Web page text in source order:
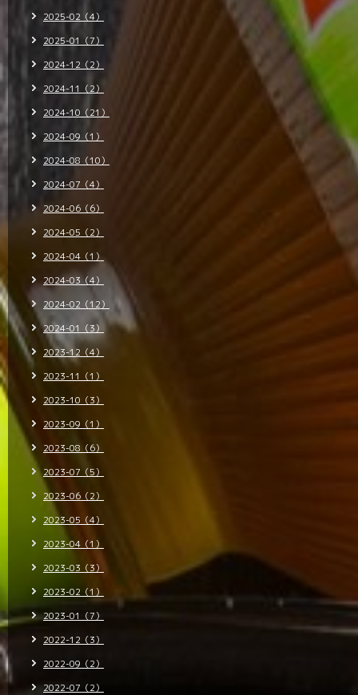
2025-02（4）
2025-01（7）
2024-12（2）
2024-11（2）
2024-10（21）
2024-09（1）
2024-08（10）
2024-07（4）
2024-06（6）
2024-05（2）
2024-04（1）
2024-03（4）
2024-02（12）
2024-01（3）
2023-12（4）
2023-11（1）
2023-10（3）
2023-09（1）
2023-08（6）
2023-07（5）
2023-06（2）
2023-05（4）
2023-04（1）
2023-03（3）
2023-02（1）
2023-01（7）
2022-12（3）
2022-09（2）
2022-07（2）